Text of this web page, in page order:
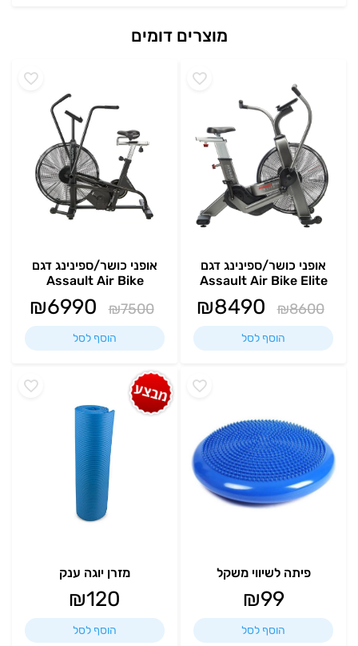
מוצרים דומים
אופני כושר/ספינינג דגם
Assault Air Bike Elite
₪8600
₪8490
הוסף לסל
אופני כושר/ספינינג דגם
Assault Air Bike
₪7500
₪6990
הוסף לסל
פיתה לשיווי משקל
₪99
הוסף לסל
מזרן יוגה ענק
₪120
הוסף לסל